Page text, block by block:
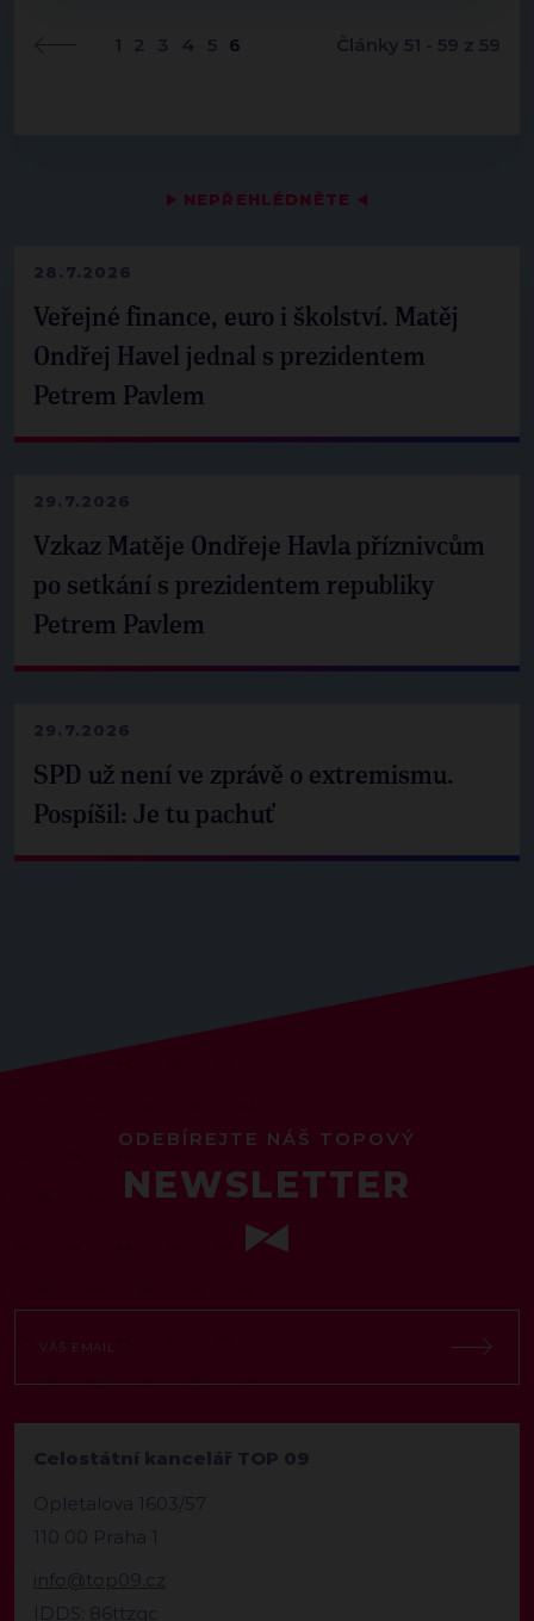
▶ NEPŘEHLÉDNĚTE ◀
28.7.2026
Veřejné finance, euro i školství. Matěj
Ondřej Havel jednal s prezidentem
Petrem Pavlem
29.7.2026
Vzkaz Matěje Ondřeje Havla příznivcům
po setkání s prezidentem republiky
Petrem Pavlem
29.7.2026
SPD už není ve zprávě o extremismu.
Pospíšil: Je tu pachuť
1 2 3 4 5 6 Články 51 - 59 z 59
ODEBÍREJTE NÁŠ TOPOVÝ
NEWSLETTER
Celostátní kancelář TOP 09
Opletalova 1603/57
110 00 Praha 1
info@top09.cz
IDDS: 86ttzqc